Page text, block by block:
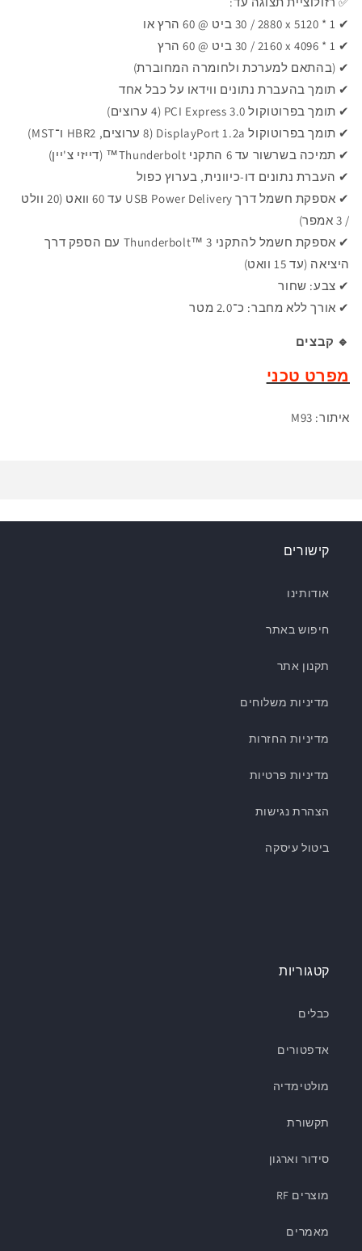
✔ 1 * ‏5120 x ‏2880 / ‏30 ביט @ 60 הרץ או
✔ 1 * ‏4096 x ‏2160 / ‏30 ביט @ 60 הרץ
✔ (בהתאם למערכת ולחומרה המחוברת)
✔ תומך בהעברת נתונים ווידאו על כבל אחד
✔ תומך בפרוטוקול ‏PCI Express 3.0 ‏(4 ערוצים)
✔ תומך בפרוטוקול ‏DisplayPort 1.2a ‏(8 ערוצים, HBR2 ו־MST)
✔ תמיכה בשרשור עד 6 התקני ‏Thunderbolt™ (דייזי צ'יין)
✔ העברת נתונים דו-כיוונית, בערוץ כפול
✔ אספקת חשמל דרך USB Power Delivery עד 60 וואט (20 וולט
/ 3 אמפר)
✔ אספקת חשמל להתקני ‏Thunderbolt™ 3 עם הספק דרך
היציאה (עד 15 וואט)
✔ צבע: שחור
✔ אורך ללא מחבר: כ־2.0 מטר
🔹 קבצים
מפרט טכני
איתור: M93
קישורים
אודותינו
חיפוש באתר
תקנון אתר
מדיניות משלוחים
מדיניות החזרות
מדיניות פרטיות
הצהרת נגישות
ביטול עיסקה
קטגוריות
כבלים
אדפטורים
מולטימדיה
תקשורת
סידור וארגון
מוצרים RF
מאמרים